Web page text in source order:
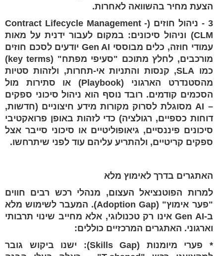
הצעת מחיר בהשוואה לאחרות.
3 - ניהול חוזים (Contract Lifecycle Management -
CLM) וניהול סיכונים: במקום לעבור ידנית על מאות
עמודי חוזה, כלים מבוססי Gen AI יודעים לסכם חוזים
מורכבים, לחלץ מתוכם "סעיפי מפתח" (key terms)
כמו SLA, קנסות והתניות אי-תחרות, ולזהות סטיות
מהסטנדרט הארגוני (Playbook) או סתירות מול
הסכמים קודמים. רובד נוסף הוא ניהול סיכוני ספקים
– AI מסוגלת לסרוק מקורות מידע חיצוניים (חדשות,
דוחות כספיים, רגולציה) כדי לזהות באופן פרואקטיבי
סיכונים פיננסיים, גיאופוליטיים או סיכוני סייבר אצל
ספקים קריטיים, ולהתריע עליהם עוד לפני שיתרחשו.
האתגרים בדרך לאימוץ מלא
למרות הפוטנציאל העצום, מנהלי רכש רבים חווים
"פער אימוץ" (Adoption Gap). המעבר לשימוש מלא
ב-Gen AI אינו רק טכנולוגי, אלא מחייב שינוי תרבותי
וארגוני. האתגרים המרכזיים כוללים:
* פערי מיומנות (Skills Gap): ישנו ביקוש גובר